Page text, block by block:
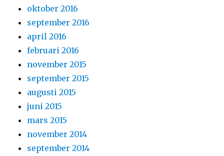
oktober 2016
september 2016
april 2016
februari 2016
november 2015
september 2015
augusti 2015
juni 2015
mars 2015
november 2014
september 2014